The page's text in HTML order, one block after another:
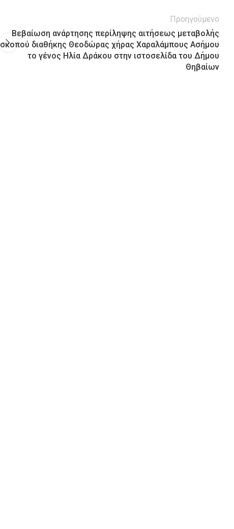
Προηγούμενο
Βεβαίωση ανάρτησης περίληψης αιτήσεως μεταβολής
σκοπού διαθήκης Θεοδώρας χήρας Χαραλάμπους Ασήμου
το γένος Ηλία Δράκου στην ιστοσελίδα του Δήμου
Θηβαίων